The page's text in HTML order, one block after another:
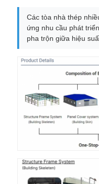
Các tòa nhà thép
ứng nhu cầu phát
pha trộn giữa hiệu